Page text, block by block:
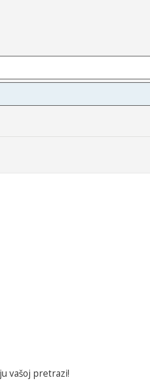
vašoj pretrazi!